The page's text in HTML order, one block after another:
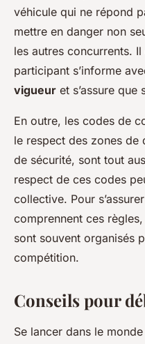
véhicule qui ne répond
mettre en danger non
les autres concurrents.
participant s’informe
vigueur et s’assure
En outre, les codes de
le respect des zones de
de sécurité, sont tout
respect de ces codes
collective. Pour
comprennent ces
sont souvent organisés
compétition.
Conseils pour
Se lancer dans le